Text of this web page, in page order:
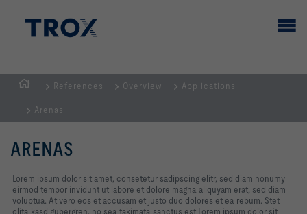
SAYFASI
References Overview Applications
Arenas
ARENAS
Lorem ipsum dolor sit amet, consetetur sadipscing elitr, sed diam nonumy
eirmod tempor invidunt ut labore et dolore magna aliquyam erat, sed diam
voluptua. At vero eos et accusam et justo duo dolores et ea rebum. Stet
clita kasd gubergren, no sea takimata sanctus est Lorem ipsum dolor sit